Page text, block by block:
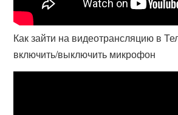
Как зайти на видеотрансляцию в
включить/выключить микрофон